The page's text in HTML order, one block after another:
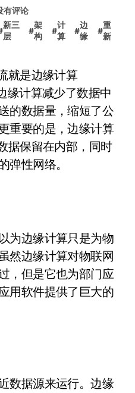
有评论
新三
层
#
架
构
#
计
算
#
边
缘
#
重
新
缘计算减少了数据中
的数据量，缩短了公
重要的是，边缘计算
据保留在内部，同时
弹性网络。
边缘计算只是为物
然边缘计算对物联网
，但是它也为部门应
用软件提供了巨大的
据源来运行。边缘